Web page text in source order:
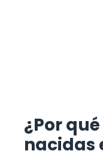
¿Por
nacidas